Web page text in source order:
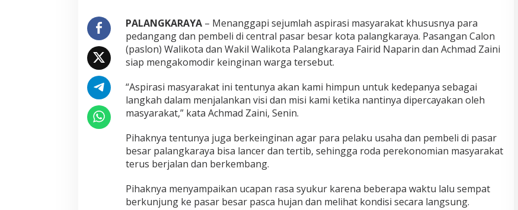
PALANGKARAYA– Menanggapi sejumlah aspirasi masyarakat khususnya para
pedangang dan pembeli di central pasar besar kota palangkaraya. Pasangan Calon
(paslon) Walikota dan Wakil Walikota Palangkaraya Fairid Naparin dan Achmad Zaini
siap mengakomodir keinginan warga tersebut.
“Aspirasi masyarakat ini tentunya akan kami himpun untuk kedepanya sebagai
langkah dalam menjalankan visi dan misi kami ketika nantinya dipercayakan oleh
masyarakat,” kata Achmad Zaini, Senin.
Pihaknya tentunya juga berkeinginan agar para pelaku usaha dan pembeli di pasar
besar palangkaraya bisa lancer dan tertib, sehingga roda perekonomian masyarakat
terus berjalan dan berkembang.
Pihaknya menyampaikan ucapan rasa syukur karena beberapa waktu lalu sempat
berkunjung ke pasar besar pasca hujan dan melihat kondisi secara langsung.